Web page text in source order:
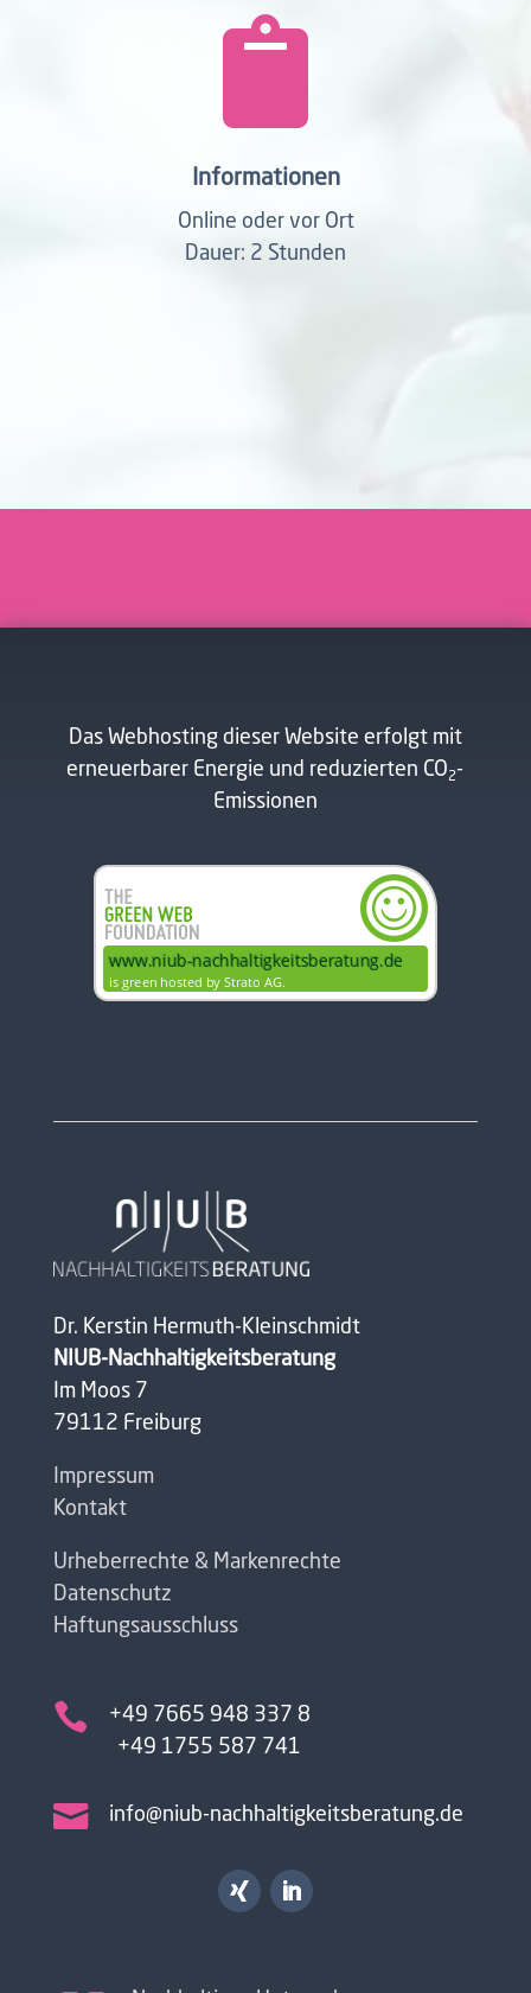

Informationen
Online oder vor Ort
Dauer: 2 Stunden
Das Webhosting dieser Website erfolgt mit
erneuerbarer Energie und reduzierten CO2-
Emissionen
Dr. Kerstin Hermuth-Kleinschmidt
NIUB-Nachhaltigkeitsberatung
Im Moos 7
79112 Freiburg
Impressum
Kontakt
Urheberrechte & Markenrechte
Datenschutz
Haftungsausschluss

+49 7665 948 337 8
+49 1755 587 741
 info@niub-nachhaltigkeitsberatung.de